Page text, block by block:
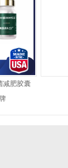
减肥胶囊